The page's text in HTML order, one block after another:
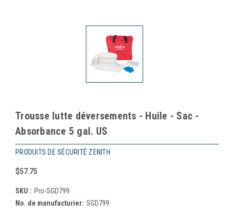
Trousse lutte déversements - Huile - Sac -
Absorbance 5 gal. US
PRODUITS DE SÉCURITÉ ZENITH
$57.75
SKU : Pro-SGD799
No. de manufacturier: SGD799